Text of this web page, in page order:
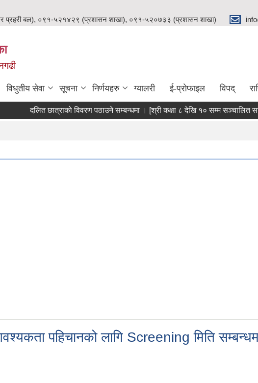
बल), ०९१-५२१४२९ (प्रशासन शाखा), ०९१-५२०७३३ (प्रशासन शाखा)
विधुतीय सेवा सूचना निर्णयहरु ग्यालरी ई-प्रोफाइल विपद्
दलित छात्राको विवरण पठाउने सम्बन्धमा । [श्री कक्षा ८ देखि १० सम्म सञ्चालित
पहिचानको लागि Screening मिति